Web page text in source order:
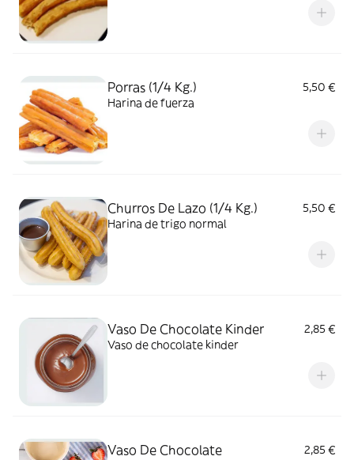
Porras (1/4 Kg.)
5,50 €
Harina de fuerza
Churros De Lazo (1/4 Kg.)
5,50 €
Harina de trigo normal
Vaso De Chocolate Kinder
2,85 €
Vaso de chocolate kinder
Vaso De Chocolate
2,85 €